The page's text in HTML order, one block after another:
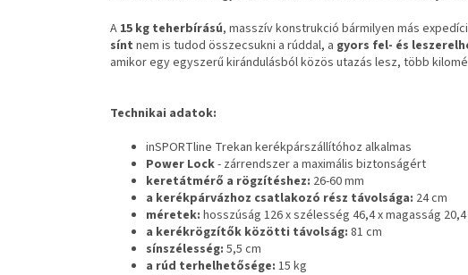
A 15 kg teherbírású, masszív konstrukció bármilyen más
sínt nem is tudod összecsukni a rúddal, a gyors fel- és
amikor egy egyszerű kirándulásból közös utazás lesz, több
Technikai adatok:
inSPORTline Trekan kerékpárszállítóhoz alkalmas
Power Lock- zárrendszer a maximális biztonságért
keretátmérő a rögzítéshez: 26-60 mm
a kerékpárvázhoz csatlakozó rész távolsága: 24 cm
méretek: hosszúság 126 x szélesség 46,4 x magasság
a kerékrögzítők közötti távolság: 81 cm
sínszélesség: 5,5 cm
a rúd terhelhetősége: 15 kg